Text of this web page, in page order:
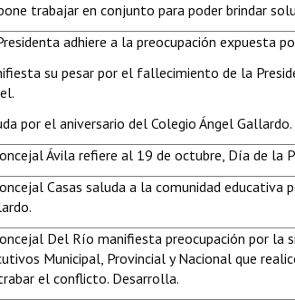
trabajar en conjunto para poder brindar
adhiere a la preocupación expuesta
su pesar por el fallecimiento de la
por el aniversario del Colegio Ángel Gallardo.
Ávila refiere al 19 de octubre, Día de la
Casas saluda a la comunidad educativa
Del Río manifiesta preocupación por la
Municipal, Provincial y Nacional que
el conflicto. Desarrolla.